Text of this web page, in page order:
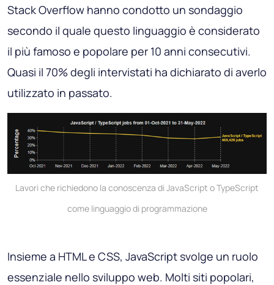
Stack Overflow hanno condotto un sondaggio
secondo il quale questo linguaggio è considerato
il più famoso e popolare per 10 anni consecutivi.
Quasi il 70% degli intervistati ha dichiarato di averlo
utilizzato in passato.
Lavori che richiedono la conoscenza di JavaScript o TypeScript
come linguaggio di programmazione
Insieme a HTML e CSS, JavaScript svolge un ruolo
essenziale nello sviluppo web. Molti siti popolari,